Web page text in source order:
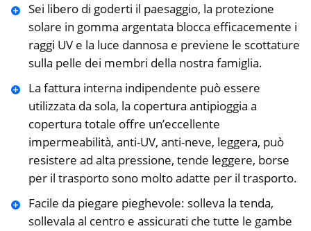
Sei libero di goderti il paesaggio, la protezione
solare in gomma argentata blocca efficacemente i
raggi UV e la luce dannosa e previene le scottature
sulla pelle dei membri della nostra famiglia.
La fattura interna indipendente può essere
utilizzata da sola, la copertura antipioggia a
copertura totale offre un’eccellente
impermeabilità, anti-UV, anti-neve, leggera, può
resistere ad alta pressione, tende leggere, borse
per il trasporto sono molto adatte per il trasporto.
Facile da piegare pieghevole: solleva la tenda,
sollevala al centro e assicurati che tutte le gambe